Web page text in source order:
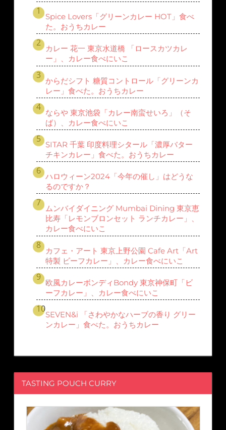
Spice Lovers「グリーンカレー HOT」食べ
た。おうちカレー
カレー 花一 東京水道橋 「ロースカツカレ
ー」、カレー食べにいこ
からだシフト 糖質コントロール「グリーンカ
レー」食べた。おうちカレー
ならや 東京池袋「カレー南蛮せいろ」（そ
ば）、カレー食べにいこ
SITAR 千葉 印度料理シタール「濃厚バター
チキンカレー」食べた。おうちカレー
ハロウィーン2024「今年の催し」はどうな
るのですか？
ムンバイダイニング Mumbai Dining 東京恵
比寿「レモンブロンセット ランチカレー」、
カレー食べにいこ
カフェ・アート 東京上野公園 Cafe Art「Art
特製 ビーフカレー」、カレー食べにいこ
欧風カレーボンディBondy 東京神保町「ビ
ーフカレー」、カレー食べにいこ
SEVEN&i 「さわやかなハーブの香り グリー
ンカレー」食べた。おうちカレー
TASTING POUCH CURRY